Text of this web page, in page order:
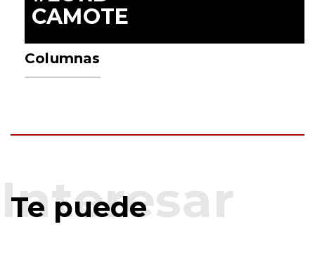
CAMOTE
Columnas
Te puede